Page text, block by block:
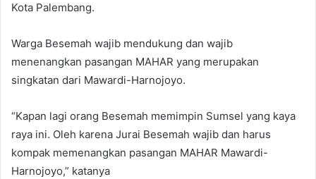
Kota Palembang.
Warga Besemah wajib mendukung dan wajib
menenangkan pasangan MAHAR yang merupakan
singkatan dari Mawardi-Harnojoyo.
“Kapan lagi orang Besemah memimpin Sumsel yang kaya
raya ini. Oleh karena Jurai Besemah wajib dan harus
kompak memenangkan pasangan MAHAR Mawardi-
Harnojoyo,” katanya